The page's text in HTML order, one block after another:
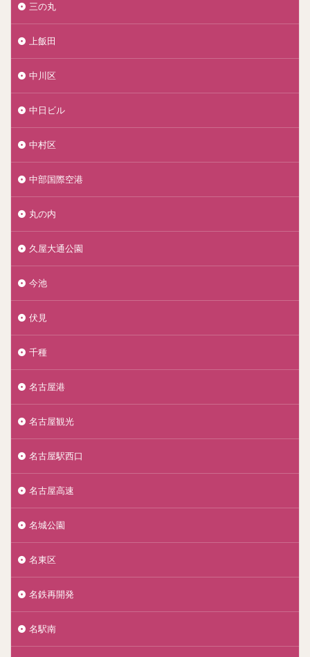
三の丸
上飯田
中川区
中日ビル
中村区
中部国際空港
丸の内
久屋大通公園
今池
伏見
千種
名古屋港
名古屋観光
名古屋駅西口
名古屋高速
名城公園
名東区
名鉄再開発
名駅南